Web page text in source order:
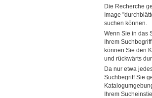
Die Recherche
Image
suchen können.
Wenn Sie in das
Ihrem
können Sie den
und rückwärts
Da nur etwa
Suchbegriff Sie
Ihrem